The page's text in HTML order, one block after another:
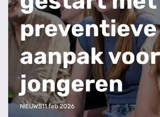
preventieve
aanpak voor
jongeren
NIEUWS11 feb 2026